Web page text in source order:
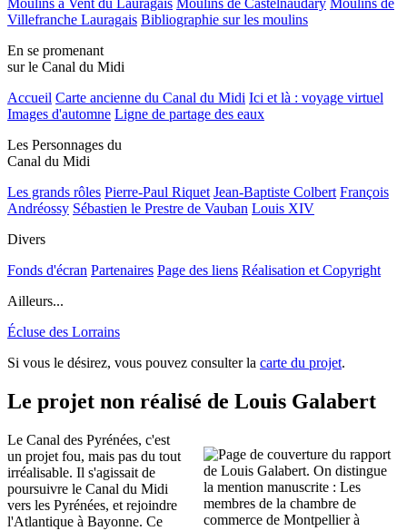
Villefranche Lauragais Bibliographie sur les moulins
En se promenant
sur le Canal du Midi
Accueil Carte ancienne du Canal du Midi Ici et là : voyage virtuel
Images d'automne Ligne de partage des eaux
Les Personnages du
Canal du Midi
Les grands rôles Pierre-Paul Riquet Jean-Baptiste Colbert François
Andréossy Sébastien le Prestre de Vauban Louis XIV
Divers
Fonds d'écran Partenaires Page des liens Réalisation et Copyright
Ailleurs...
Écluse des Lorrains
Si vous le désirez, vous pouvez consulter la carte du projet.
Le projet non réalisé de Louis Galabert
Le Canal des Pyrénées, c'est
un projet fou, mais pas du tout
irréalisable. Il s'agissait de
poursuivre le Canal du Midi
vers les Pyrénées, et rejoindre
l'Atlantique à Bayonne. Ce